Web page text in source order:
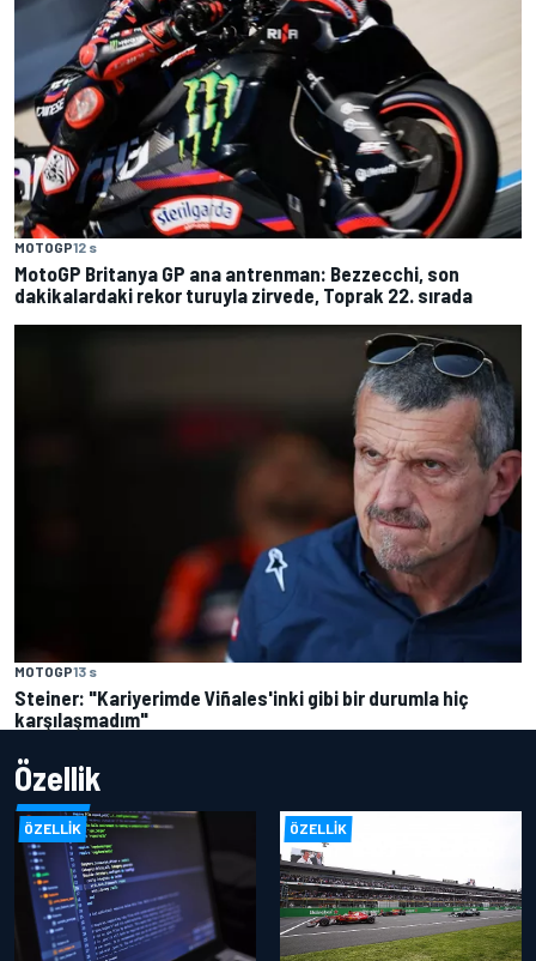
MOTOGP12 s
MotoGP Britanya GP ana antrenman: Bezzecchi, son
dakikalardaki rekor turuyla zirvede, Toprak 22. sırada
MOTOGP13 s
Steiner: "Kariyerimde Viñales'inki gibi bir durumla hiç
karşılaşmadım"
Özellik
ÖZELLIK ÖZELLIK